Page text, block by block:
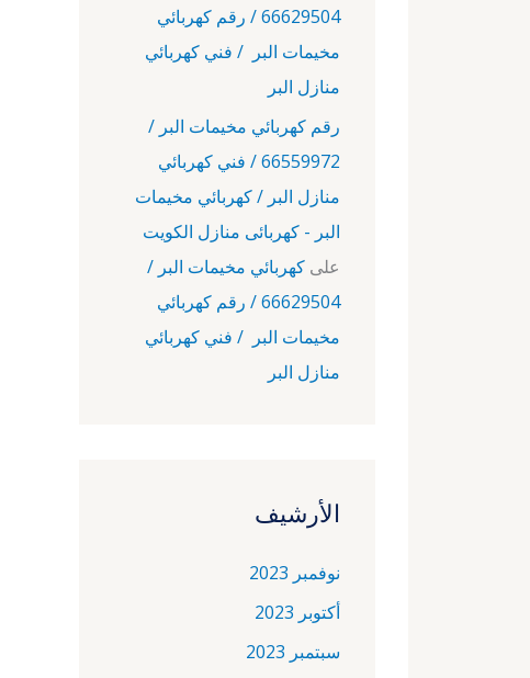
66629504 / رقم كهربائي
مخيمات البر / فني كهربائي
منازل البر
رقم كهربائي مخيمات البر /
66559972 / فني كهربائي
منازل البر / كهربائي مخيمات
البر - كهربائى منازل الكويت
على كهربائي مخيمات البر /
66629504 / رقم كهربائي
مخيمات البر / فني كهربائي
منازل البر
الأرشيف
نوفمبر 2023
أكتوبر 2023
سبتمبر 2023